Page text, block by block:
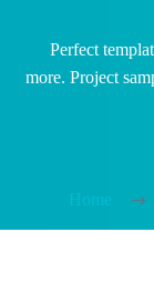
Perfect
more. Project
Home